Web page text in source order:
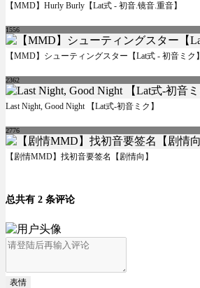
【MMD】Hurly Burly【Lat式 - 初音.镜音.重音】
1556
【MMD】シューティングスター【Lat式 - 初音ミク】
2362
Last Night, Good Night 【Lat式-初音ミク】
2776
【剧情MMD】找初音要签名【剧情向】
总共有 2 条评论
表情